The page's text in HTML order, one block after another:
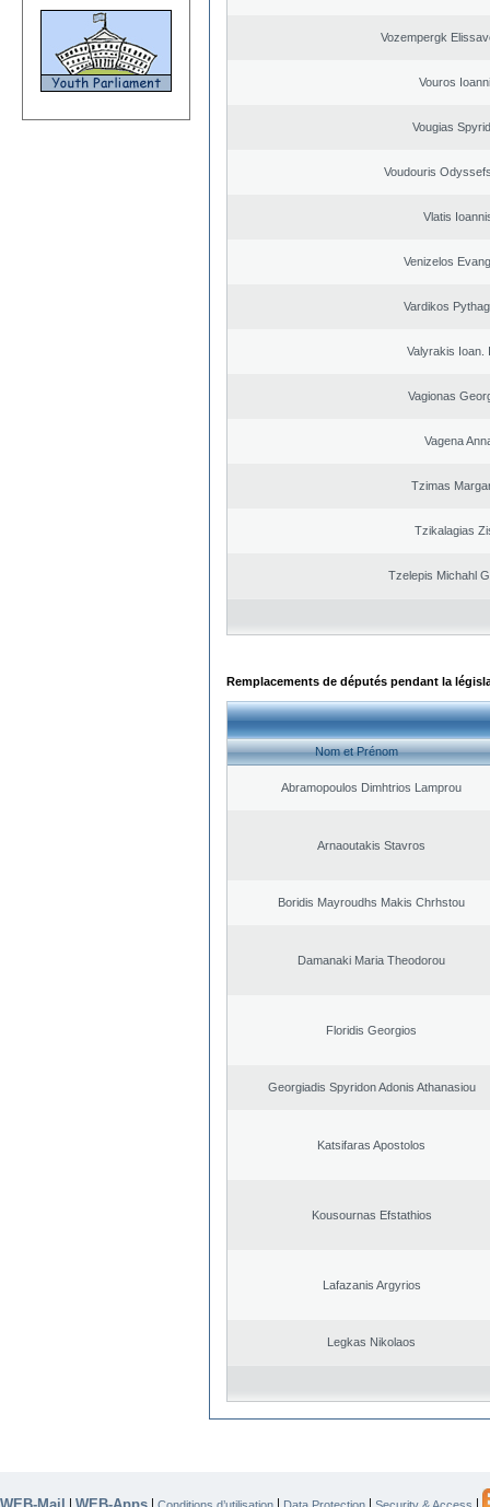
Vozempergk
Vouros
Vougias
Voudouris
Vlatis
Venizelos
Vardikos
Valyrakis Ioan.
Vagionas
Vagena
Tzimas
Tzikalagias
Tzelepis Michahl
Remplacements de députés pendant la
Nom et Prénom
Abramopoulos Dimhtrios Lamprou
Arnaoutakis Stavros
Boridis Mayroudhs Makis Chrhstou
Damanaki Maria Theodorou
Floridis Georgios
Georgiadis Spyridon Adonis Athanasiou
Katsifaras Apostolos
Kousournas Efstathios
Lafazanis Argyrios
Legkas Nikolaos